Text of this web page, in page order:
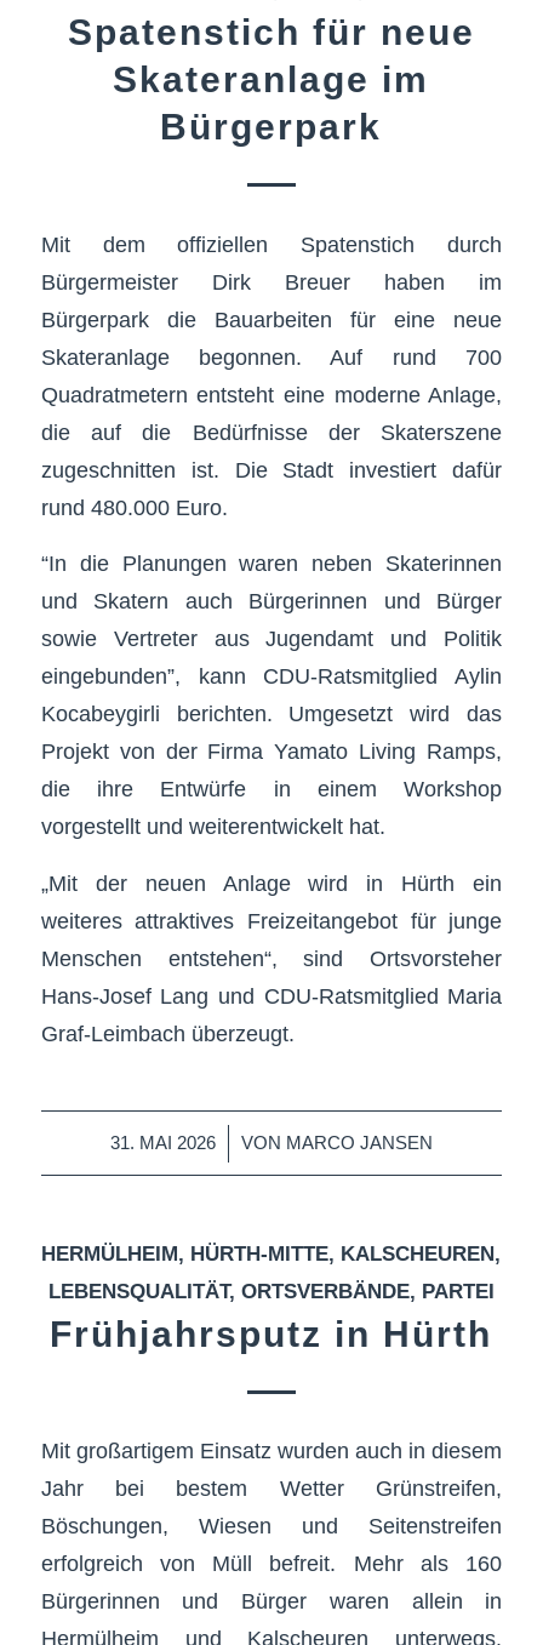
Spatenstich für neue
Skateranlage im
Bürgerpark
Mit dem offiziellen Spatenstich durch
Bürgermeister Dirk Breuer haben im
Bürgerpark die Bauarbeiten für eine neue
Skateranlage begonnen. Auf rund 700
Quadratmetern entsteht eine moderne Anlage,
die auf die Bedürfnisse der Skaterszene
zugeschnitten ist. Die Stadt investiert dafür
rund 480.000 Euro.
“In die Planungen waren neben Skaterinnen
und Skatern auch Bürgerinnen und Bürger
sowie Vertreter aus Jugendamt und Politik
eingebunden”, kann CDU-Ratsmitglied Aylin
Kocabeygirli berichten. Umgesetzt wird das
Projekt von der Firma Yamato Living Ramps,
die ihre Entwürfe in einem Workshop
vorgestellt und weiterentwickelt hat.
„Mit der neuen Anlage wird in Hürth ein
weiteres attraktives Freizeitangebot für junge
Menschen entstehen“, sind Ortsvorsteher
Hans-Josef Lang und CDU-Ratsmitglied Maria
Graf-Leimbach überzeugt.
31. MAI 2026
/ VON MARCO JANSEN
HERMÜLHEIM, HÜRTH-MITTE, KALSCHEUREN,
LEBENSQUALITÄT, ORTSVERBÄNDE, PARTEI
Frühjahrsputz in Hürth
Mit großartigem Einsatz wurden auch in diesem
Jahr bei bestem Wetter Grünstreifen,
Böschungen, Wiesen und Seitenstreifen
erfolgreich von Müll befreit. Mehr als 160
Bürgerinnen und Bürger waren allein in
Hermülheim und Kalscheuren unterwegs.